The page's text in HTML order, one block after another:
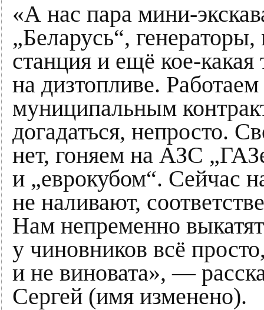
«А нас пара мини-
„Беларусь“,
станция и ещё кое-какая
на дизтопливе.
муниципальным
догадаться, непросто.
нет, гоняем на АЗС
и „еврокубом“. Сейчас
не наливают,
Нам непременно
у чиновников всё
и не виновата», —
Сергей (имя изменено).